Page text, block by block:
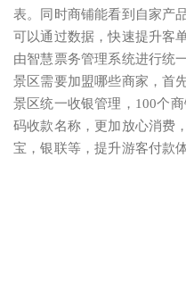
表。同时商铺能看到自家产
可以通过数据，快速提升客
由智慧票务管理系统进行统
景区需要加盟哪些商家，首
景区统一收银管理，100个
码收款名称，更加放心消费
宝，银联等，提升游客付款